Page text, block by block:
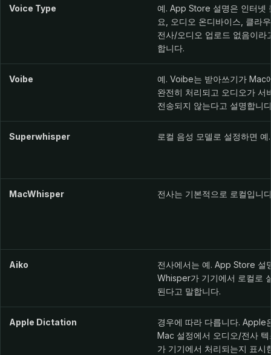
Voice Type
예. App Store 설명은 인터넷
요, 오디오 온디바이스, 클라
전사/오디오 업로드 없음이라
합니다.
Voibe
예. Voibe는 받아쓰기가 Mac
완전히 처리되고 오디오가 서
전송되지 않는다고 설명합니
Superwhisper 로컬 음성 모델로 설정하면 예.
MacWhisper 전사는 기본적으로 로컬입니
Aiko
전사에서는 예. App Store 설
Whisper가 기기에서 로컬로
된다고 말합니다.
Apple Dictation
경우에 따라 다릅니다. Apple
Mac 설정에서 오디오/전사 텍
가 기기에서 처리되는지 표시